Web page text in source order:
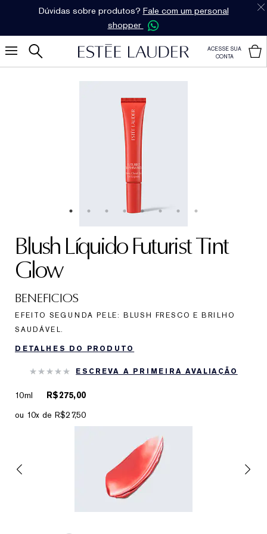
Dúvidas sobre produtos? Fale com um personal
shopper
ACESSE SUA
CONTA
Blush Líquido Futurist Tint
Glow
BENEFICIOS
EFEITO SEGUNDA PELE: BLUSH FRESCO E BRILHO
SAUDÁVEL.
DETALHES DO PRODUTO
ESCREVA A PRIMEIRA AVALIAÇÃO
10ml
R$275,00
ou 10x de R$27,50